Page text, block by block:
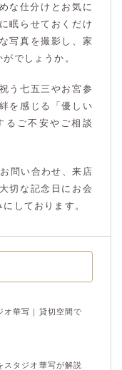
な仕分けとお気に
眠らせておくだけ
写真を撮影し、家
でしょうか。
う七五三やお宮参
を感じる「優しい
るご不安やご相談
問い合わせ、来店
切な記念日にお会
しております。
オ華写｜貸切空間で
スタジオ華写が解説